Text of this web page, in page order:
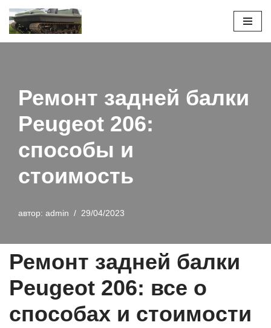
Перейти
Ремонт задней балки
Peugeot 206:
способы и
стоимость
автор: admin 29/04/2023
Ремонт задней балки
Peugeot 206: все о
способах и стоимости